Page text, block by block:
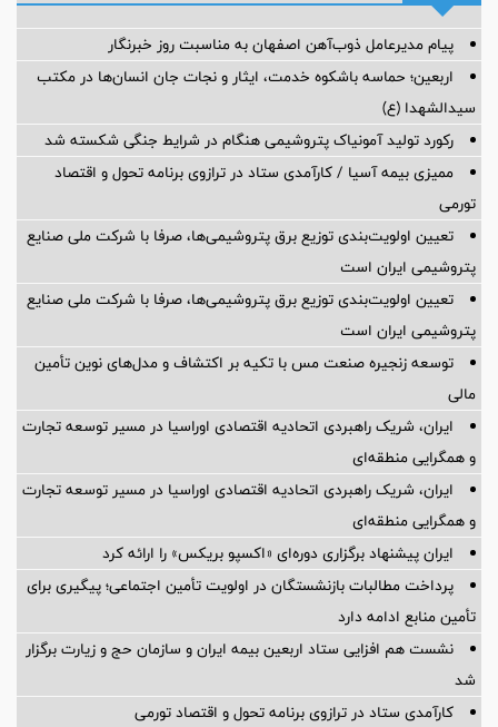
پیام مدیرعامل ذوب‌آهن اصفهان به مناسبت روز خبرنگار
اربعین؛ حماسه باشکوه خدمت، ایثار و نجات جان انسان‌ها در مکتب
سیدالشهدا (ع)
رکورد تولید آمونیاک پتروشیمی هنگام در شرایط جنگی شکسته شد
ممیزی بیمه آسیا / کارآمدی ستاد در ترازوی برنامه تحول و اقتصاد
تورمی
تعیین اولویت‌بندی توزیع برق پتروشیمی‌ها، صرفا با شرکت ملی صنایع
پتروشیمی ایران است
تعیین اولویت‌بندی توزیع برق پتروشیمی‌ها، صرفا با شرکت ملی صنایع
پتروشیمی ایران است
توسعه زنجیره صنعت مس با تکیه بر اکتشاف و مدل‌های نوین تأمین
مالی
ایران، شریک راهبردی اتحادیه اقتصادی اوراسیا در مسیر توسعه تجارت
و همگرایی منطقه‌ای
ایران، شریک راهبردی اتحادیه اقتصادی اوراسیا در مسیر توسعه تجارت
و همگرایی منطقه‌ای
ایران پیشنهاد برگزاری دوره‌ای «اکسپو بریکس» را ارائه کرد
پرداخت مطالبات بازنشستگان در اولویت تأمین اجتماعی؛ پیگیری برای
تأمین منابع ادامه دارد
نشست هم افزایی ستاد اربعین بیمه ایران و سازمان حج و زیارت برگزار
شد
کارآمدی ستاد در ترازوی برنامه تحول و اقتصاد تورمی